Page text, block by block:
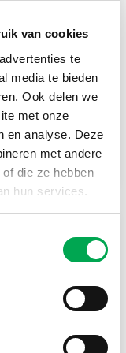
van cookies
te
media te bieden
Ook delen we
met onze
en analyse. Deze
met andere
die ze hebben
hun services.
asfalt,
meer